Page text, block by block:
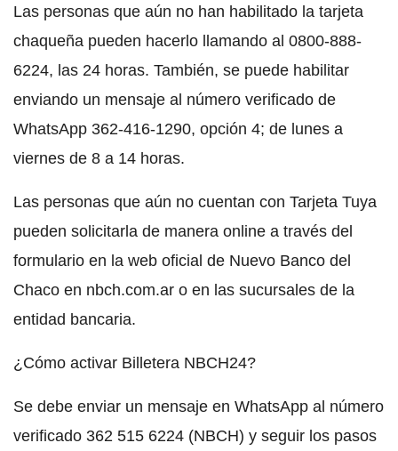
Las personas que aún no han habilitado la tarjeta
chaqueña pueden hacerlo llamando al 0800-888-
6224, las 24 horas. También, se puede habilitar
enviando un mensaje al número verificado de
WhatsApp 362-416-1290, opción 4; de lunes a
viernes de 8 a 14 horas.
Las personas que aún no cuentan con Tarjeta Tuya
pueden solicitarla de manera online a través del
formulario en la web oficial de Nuevo Banco del
Chaco en nbch.com.ar o en las sucursales de la
entidad bancaria.
¿Cómo activar Billetera NBCH24?
Se debe enviar un mensaje en WhatsApp al número
verificado 362 515 6224 (NBCH) y seguir los pasos